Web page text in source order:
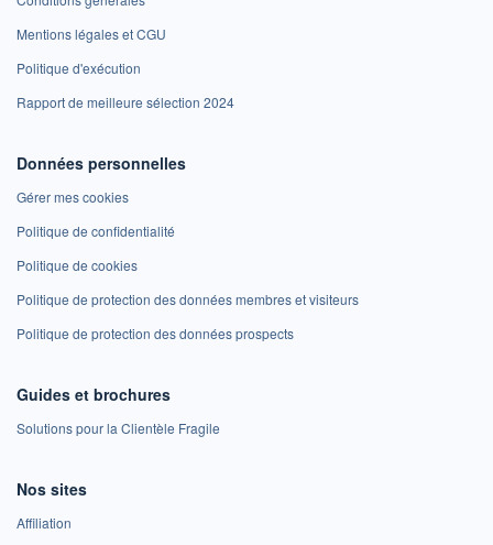
Mentions légales et CGU
Politique d'exécution
Rapport de meilleure sélection 2024
Données personnelles
Gérer mes cookies
Politique de confidentialité
Politique de cookies
Politique de protection des données membres et visiteurs
Politique de protection des données prospects
Guides et brochures
Solutions pour la Clientèle Fragile
Nos sites
Affiliation